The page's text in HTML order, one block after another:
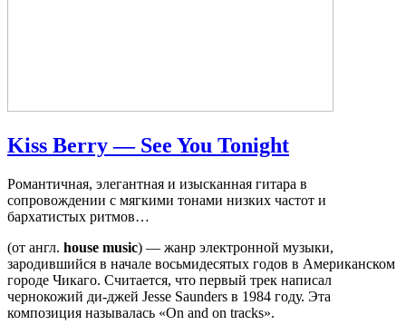
Kiss Berry — See You Tonight
Романтичная, элегантная и изысканная гитара в
сопровождении с мягкими тонами низких частот и
бархатистых ритмов…
(от англ. house music) — жанр электронной музыки,
зародившийся в начале восьмидесятых годов в Американском
городе Чикаго. Считается, что первый трек написал
чернокожий ди-джей Jesse Saunders в 1984 году. Эта
композиция называлась «On and on tracks».